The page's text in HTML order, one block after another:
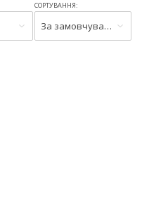
СОРТУВАННЯ:
За замовчуванням